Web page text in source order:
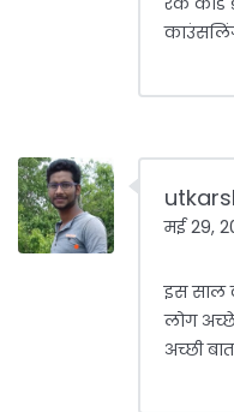
मई 29,
इस साल
लोग
अच्छी